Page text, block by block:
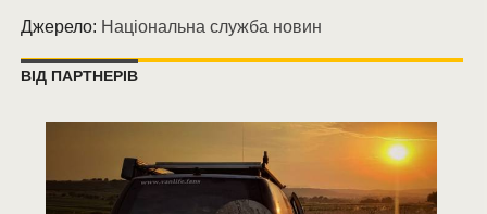
Джерело: Національна служба новин
ВІД ПАРТНЕРІВ